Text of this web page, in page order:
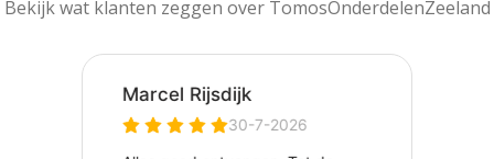
Bekijk wat klanten zeggen over TomosOnderdelenZeeland